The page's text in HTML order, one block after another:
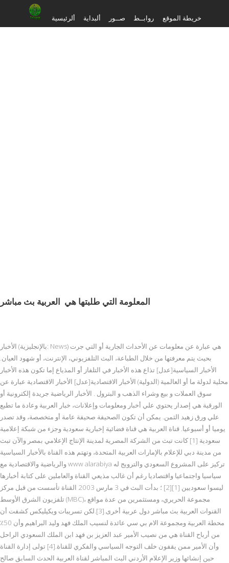
ألرئيسية ألبداية صــور روابــط خريطة الموقع
المعلومة التي طلبتها هي العربية بث مباشر
الأخبار (بالإنجليزية: News) هي عبارة عن معلومات عن الأحداث الجارية أو التي جرت
بحيث يتم معرفتها من خلال الطباعة، البث التلفزيوني، الإنترنت، أو شهود العيان.
الأخبار السياسية[عدل] تذاع هذه الأخبار في التلفاز أو المذياع إما تكون هذه الأخبار
محلية لدولة ما أو العالمية (الدولية) الأخبار الاقتصادية[عدل] الأخبار الاقتصادية عبارة عن
سوق العملات و بيع وشراء الذهب و البترول . الأخبار الرياضية جريدة إلكترونية أو
الورقية هي إصدار يحتوي علي أخبار ومعلومات وإعلانات، خبار العربية وعادة ما تطبع
علي ورق زهيد الثمن. يمكن أن تكون الصحيفة صحيفة عامة أو متخصصة، وقد تصدر
يوميا أو أسبوعيا. قناة العربية هي قناة فضائية إخبارية سعودية وجزء من شبكة إعلامية
سعودية [1] كانت تبث من الشركة المصرية لمدينة الإنتاج الإعلامي بمصر والآن تبث
من مدينة دبي للإعلام بالإمارات العربية المتحدة، وتهتم هذه القناة بالأخبار السياسية
والرياضية والاقتصادية مع www alarabiya تركيز على المشروع السعودي والترويج له
سياسيا واجتماعيا واقتصاديا رغم أن غالب مذيعي القناة والعاملين على كتابة أخبارها
ليسوا سعوديين [1][2] ؛ بدأت البث في 3 مارس 2003 القناة تأسست من قبل مركز
تلفزيون الشرق الأوسط (MBC)، مجموعة الحريري، ومستثمرين من عدة مواقع
القنوات العربية بث مباشر دول عربية أخرى.[3].لكن تسريبات ويكيليكس كشفت أن
محطة العربية ومجموعة الام بي سي عائدة لنسيب الملك فهد وليد البراهيم وأن 50٪
من أرباح القناة هي من نصيب الأمير عبد العزيز بن فهد ابن الملك السعودي الراحل
وأن الأمير ممن يقفون خلف التوجه السياسي والفكري للقناة.[4] تولى إدارة القناة
حين إنشائها وزير الإعلام الأردني البث المباشر لقناة العربية الحدث السابق صالح